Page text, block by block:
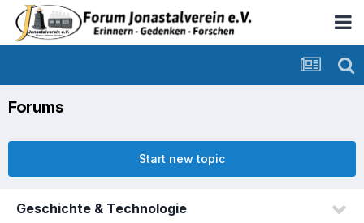
Forums
Start new topic
Geschichte & Technologie